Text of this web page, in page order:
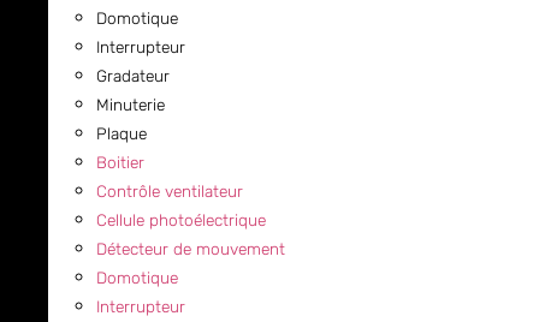
Domotique
Interrupteur
Gradateur
Minuterie
Plaque
Boitier
Contrôle ventilateur
Cellule photoélectrique
Détecteur de mouvement
Domotique
Interrupteur